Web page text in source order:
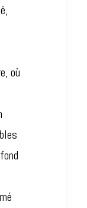
où